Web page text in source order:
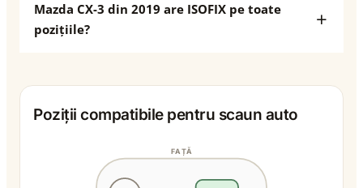
Mazda CX-3 din 2019 are ISOFIX pe toate
pozițiile?
Poziții compatibile pentru scaun auto
FAȚĂ